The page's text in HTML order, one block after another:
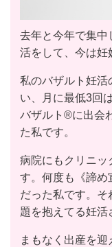
去年と今年で集中
活をして、今は妊
私のバザルト妊活
い、月に最低3回
バザルト®︎に出会
た私です。
病院にもクリニッ
す。何度も《諦め
だった私です。そ
題を抱えてる妊活
まもなく出産を迎